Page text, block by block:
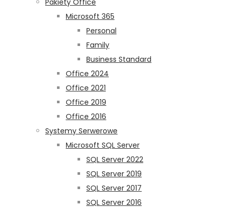
Pakiety Office
Microsoft 365
Personal
Family
Business Standard
Office 2024
Office 2021
Office 2019
Office 2016
Systemy Serwerowe
Microsoft SQL Server
SQL Server 2022
SQL Server 2019
SQL Server 2017
SQL Server 2016